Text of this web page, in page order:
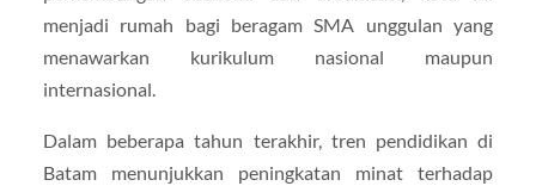
menjadi rumah bagi beragam SMA unggulan yang
menawarkan kurikulum nasional maupun
internasional.
Dalam beberapa tahun terakhir, tren pendidikan di
Batam menunjukkan peningkatan minat terhadap